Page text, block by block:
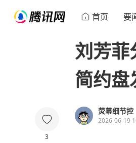
首页 要
3
刘芳菲
简约盘
荧幕细节控
2026-06-19